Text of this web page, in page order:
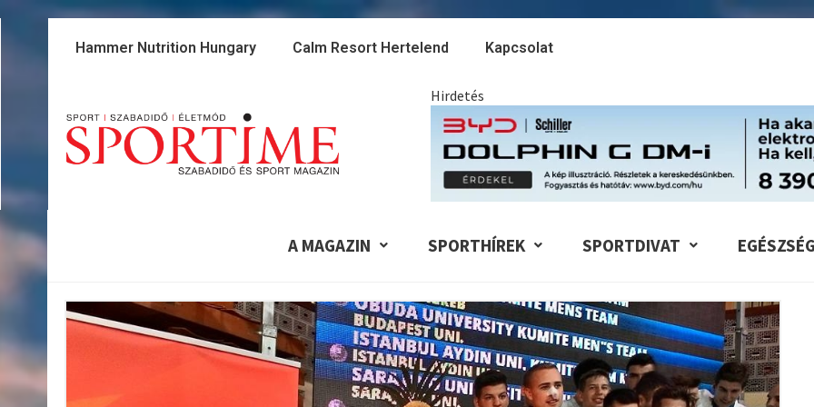
Hammer Nutrition Hungary Calm Resort Hertelend Kapcsolat
Hirdetés
A MAGAZIN SPORTHÍREK SPORTDIVAT EGÉSZSÉG